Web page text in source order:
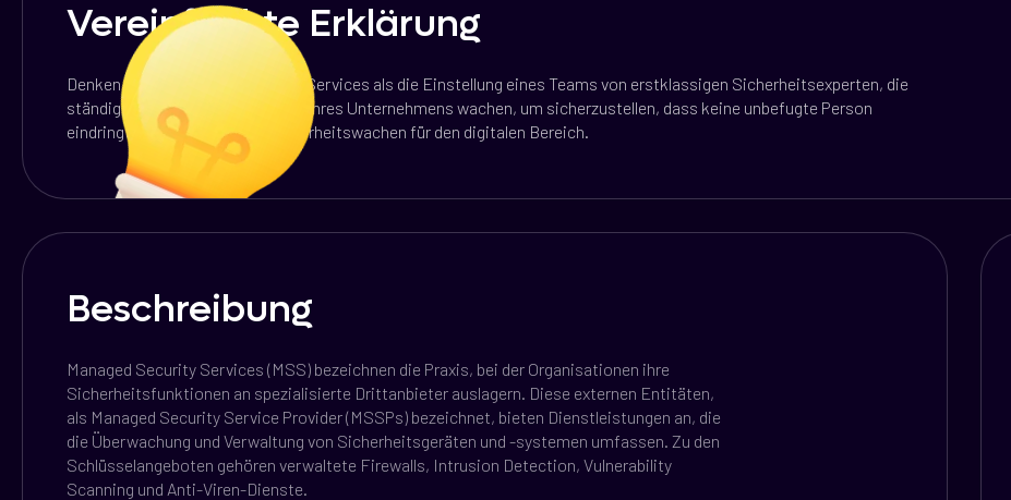
Vereinfachte Erklärung
Denken Sie an Managed Security Services als die Einstellung eines Teams von erstklassigen Sicherheitsexperten, die
ständig über die digitalen Mauern Ihres Unternehmens wachen, um sicherzustellen, dass keine unbefugte Person
eindringt. Sie sind Ihre 24/7 Sicherheitswachen für den digitalen Bereich.
Beschreibung
Managed Security Services (MSS) bezeichnen die Praxis, bei der Organisationen ihre
Sicherheitsfunktionen an spezialisierte Drittanbieter auslagern. Diese externen Entitäten,
als Managed Security Service Provider (MSSPs) bezeichnet, bieten Dienstleistungen an, die
die Überwachung und Verwaltung von Sicherheitsgeräten und -systemen umfassen. Zu den
Schlüsselangeboten gehören verwaltete Firewalls, Intrusion Detection, Vulnerability
Scanning und Anti-Viren-Dienste.